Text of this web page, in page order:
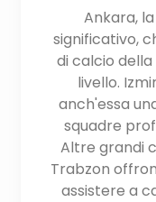
Ankara,
significativo,
di calcio della
livello.
anch'essa
squadre
Altre grandi
Trabzon
assistere a